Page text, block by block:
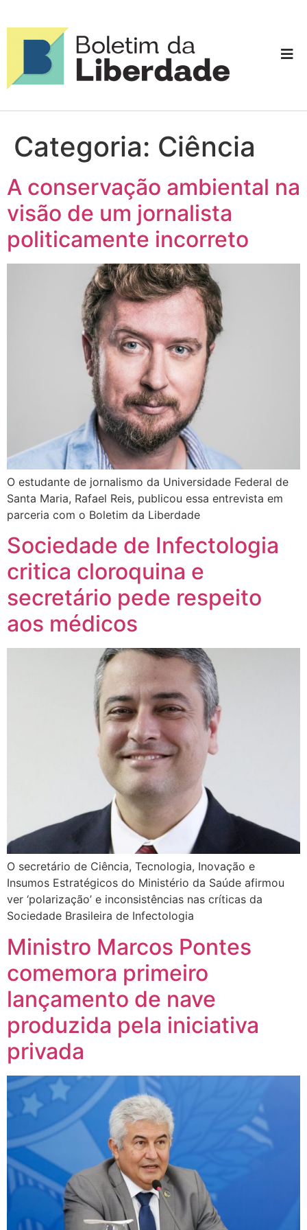
Categoria: Ciência
A conservação ambiental na
visão de um jornalista
politicamente incorreto
O estudante de jornalismo da Universidade Federal de
Santa Maria, Rafael Reis, publicou essa entrevista em
parceria com o Boletim da Liberdade
Sociedade de Infectologia
critica cloroquina e
secretário pede respeito
aos médicos
O secretário de Ciência, Tecnologia, Inovação e
Insumos Estratégicos do Ministério da Saúde afirmou
ver ‘polarização’ e inconsistências nas críticas da
Sociedade Brasileira de Infectologia
Ministro Marcos Pontes
comemora primeiro
lançamento de nave
produzida pela iniciativa
privada